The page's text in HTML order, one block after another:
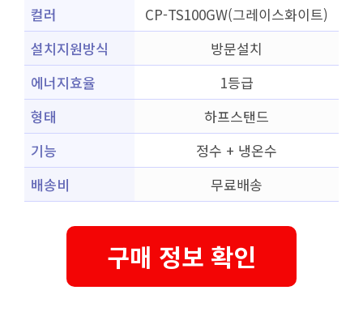
컬러
CP-TS100GW(그레이스화이트)
설치지원방식
방문설치
에너지효율
1등급
형태
하프스탠드
기능
정수 + 냉온수
배송비
무료배송
구매 정보 확인